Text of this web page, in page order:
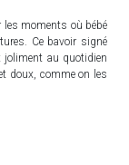
moments où bébé
Ce bavoir signé
joliment au quotidien
doux, comme on les